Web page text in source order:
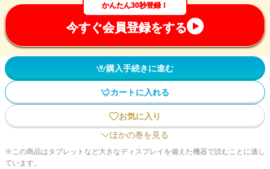
かんたん30秒登録！
今すぐ会員登録をする
購入手続きに進む
カートに入れる
お気に入り
ほかの巻を見る
※この商品はタブレットなど大きなディスプレイを備えた機器で読むことに適し
ています。